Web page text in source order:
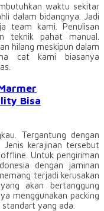
waktu sekitar
dalam bidangnya. Jadi
team kami. Penulisan
teknik pahat manual.
hilang meskipun dalam
cat kami biasanya
Bisa
Tergantung dengan
kerajinan tersebut
Untuk pengiriman
dengan jaminan
terjadi kerusakan
akan bertanggung
menggunakan packing
yang ada.